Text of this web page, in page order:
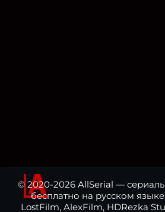
© 2020-2026 AllSerial —
бесплатно на русском
LostFilm, AlexFilm, HDRezka